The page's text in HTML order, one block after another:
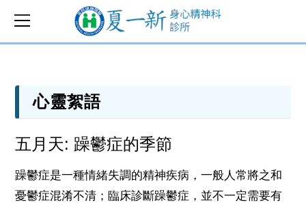
心靈絮語
五月天: 躁鬱症的季節
躁鬱症是一種情緒失調的精神疾病，一般人常將之和
憂鬱症混淆不清；臨床診斷躁鬱症，並不一定需要有